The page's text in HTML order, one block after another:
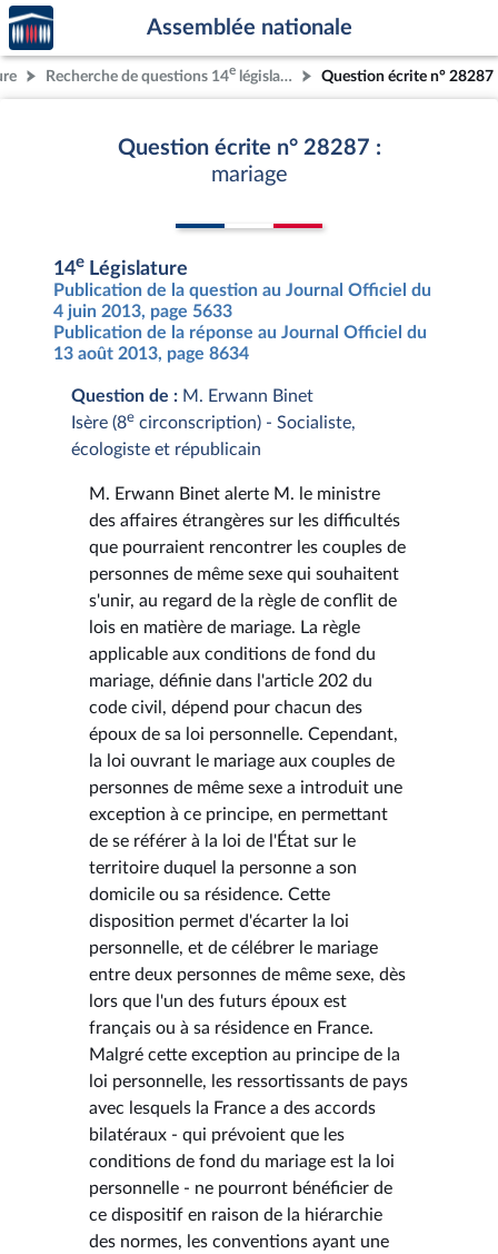
Aller au contenu
Aller en bas de la page
Accèder
à la
page
d'accueil
Assemblée nationale
Recherche de questions 14e législature Question écrite n° 28287
Question écrite n° 28287 :
mariage
14e Législature
Publication de la question au Journal Officiel du
4 juin 2013, page 5633
Publication de la réponse au Journal Officiel du
13 août 2013, page 8634
Question de : M. Erwann Binet
Isère (8e circonscription) - Socialiste,
écologiste et républicain
M. Erwann Binet alerte M. le ministre
des affaires étrangères sur les difficultés
que pourraient rencontrer les couples de
personnes de même sexe qui souhaitent
s'unir, au regard de la règle de conflit de
lois en matière de mariage. La règle
applicable aux conditions de fond du
mariage, définie dans l'article 202 du
code civil, dépend pour chacun des
époux de sa loi personnelle. Cependant,
la loi ouvrant le mariage aux couples de
personnes de même sexe a introduit une
exception à ce principe, en permettant
de se référer à la loi de l'État sur le
territoire duquel la personne a son
domicile ou sa résidence. Cette
disposition permet d'écarter la loi
personnelle, et de célébrer le mariage
entre deux personnes de même sexe, dès
lors que l'un des futurs époux est
français ou à sa résidence en France.
Malgré cette exception au principe de la
loi personnelle, les ressortissants de pays
avec lesquels la France a des accords
bilatéraux - qui prévoient que les
conditions de fond du mariage est la loi
personnelle - ne pourront bénéficier de
ce dispositif en raison de la hiérarchie
des normes, les conventions ayant une